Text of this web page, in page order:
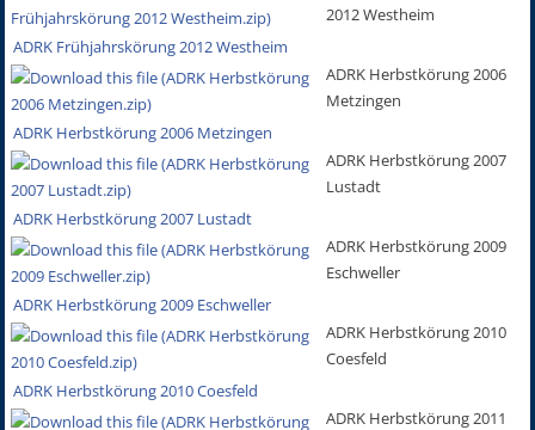
ADRK Frühjahrskörung 2012 Westheim
2012 Westheim
ADRK Herbstkörung 2006 Metzingen
ADRK Herbstkörung 2006
Metzingen
ADRK Herbstkörung 2007 Lustadt
ADRK Herbstkörung 2007
Lustadt
ADRK Herbstkörung 2009 Eschweller
ADRK Herbstkörung 2009
Eschweller
ADRK Herbstkörung 2010 Coesfeld
ADRK Herbstkörung 2010
Coesfeld
ADRK Herbstkörung 2011